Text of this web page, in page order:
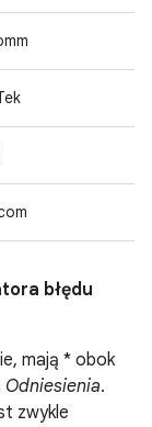
błędu
mają * obok
Odniesienia.
zwykle